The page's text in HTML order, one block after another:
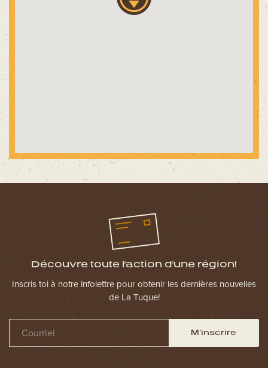
Découvre toute l'action d'une région!
Inscris toi à notre infolettre pour obtenir les dernières nouvelles
de La Tuque!
M’inscrire